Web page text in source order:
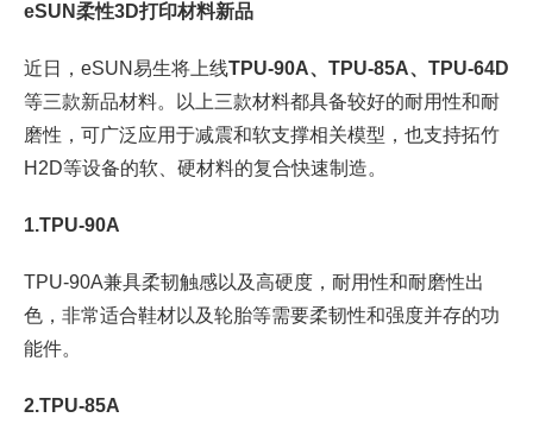
eSUN柔性3D打印材料新品
近日，eSUN易生将上线TPU-90A、TPU-85A、TPU-64D
等三款新品材料。以上三款材料都具备较好的耐用性和耐
磨性，可广泛应用于减震和软支撑相关模型，也支持拓竹
H2D等设备的软、硬材料的复合快速制造。
1.TPU-90A
TPU-90A兼具柔韧触感以及高硬度，耐用性和耐磨性出
色，非常适合鞋材以及轮胎等需要柔韧性和强度并存的功
能件。
2.TPU-85A